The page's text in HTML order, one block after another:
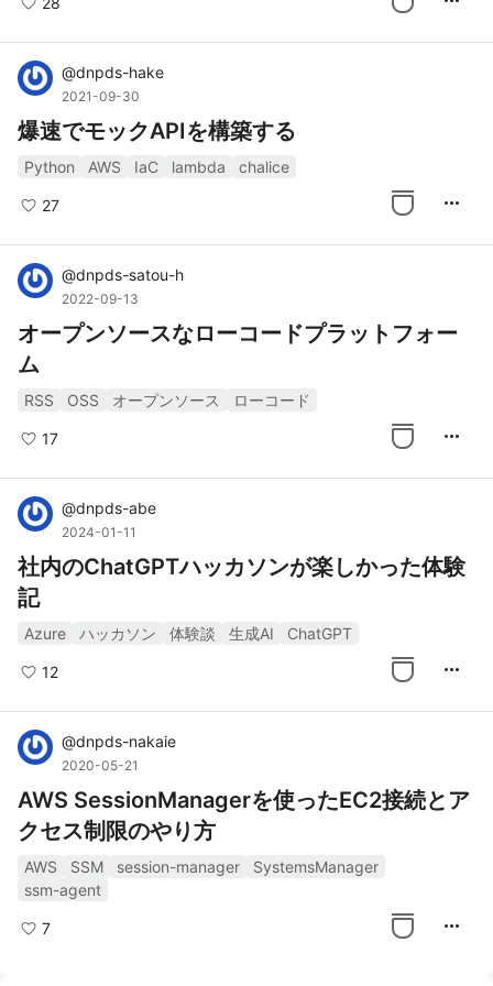
@dnpds-hake
2021-09-30
爆速でモックAPIを構築する
Python AWS IaC lambda chalice
27 more_horiz
@dnpds-satou-h
2022-09-13
オープンソースなローコードプラットフォー
ム
RSS OSS オープンソース ローコード
17 more_horiz
@dnpds-abe
2024-01-11
社内のChatGPTハッカソンが楽しかった体験
記
Azure ハッカソン 体験談 生成AI ChatGPT
12 more_horiz
@dnpds-nakaie
2020-05-21
AWS SessionManagerを使ったEC2接続とア
クセス制限のやり方
AWS SSM session-manager
SystemsManager
ssm-agent
7 more_horiz